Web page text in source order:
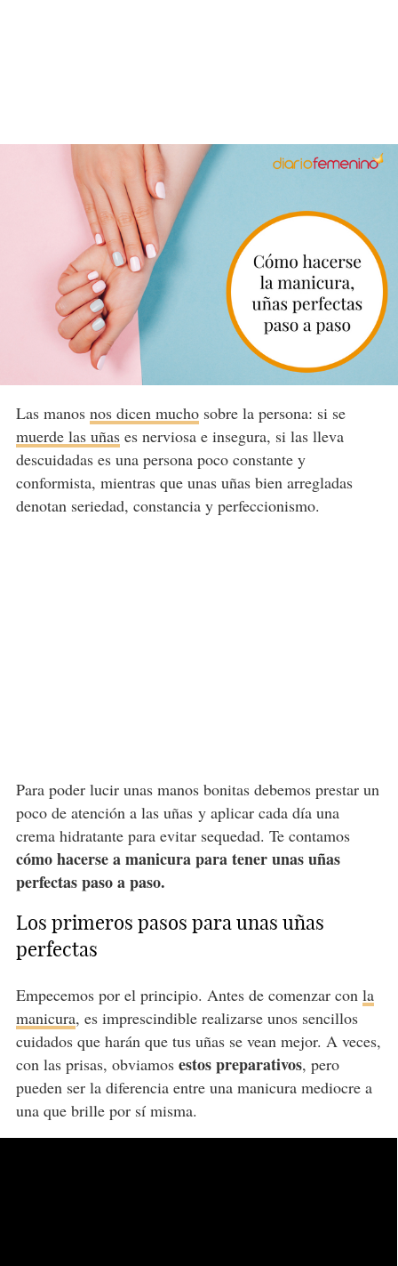
Las manos nos dicen muchosobre la persona: si se
muerde las uñases nerviosa e insegura, si las lleva
descuidadas es una persona poco constante y
conformista, mientras que unas uñas bien arregladas
denotan seriedad, constancia y perfeccionismo.
Para poder lucir unas manos bonitas debemos prestar un
poco de atención a las uñas y aplicar cada día una
crema hidratante para evitar sequedad. Te contamos
cómo hacerse a manicura para tener unas uñas
perfectas paso a paso.
Los primeros pasos para unas uñas
perfectas
Empecemos por el principio. Antes de comenzar con la
manicura, es imprescindible realizarse unos sencillos
cuidados que harán que tus uñas se vean mejor. A veces,
con las prisas, obviamos estos preparativos, pero
pueden ser la diferencia entre una manicura mediocre a
una que brille por sí misma.